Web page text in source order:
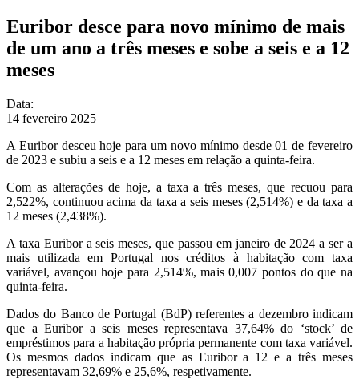
Euribor desce para novo mínimo de mais
de um ano a três meses e sobe a seis e a 12
meses
Data:
14 fevereiro 2025
A Euribor desceu hoje para um novo mínimo desde 01 de fevereiro
de 2023 e subiu a seis e a 12 meses em relação a quinta-feira.
Com as alterações de hoje, a taxa a três meses, que recuou para
2,522%, continuou acima da taxa a seis meses (2,514%) e da taxa a
12 meses (2,438%).
A taxa Euribor a seis meses, que passou em janeiro de 2024 a ser a
mais utilizada em Portugal nos créditos à habitação com taxa
variável, avançou hoje para 2,514%, mais 0,007 pontos do que na
quinta-feira.
Dados do Banco de Portugal (BdP) referentes a dezembro indicam
que a Euribor a seis meses representava 37,64% do ‘stock’ de
empréstimos para a habitação própria permanente com taxa variável.
Os mesmos dados indicam que as Euribor a 12 e a três meses
representavam 32,69% e 25,6%, respetivamente.